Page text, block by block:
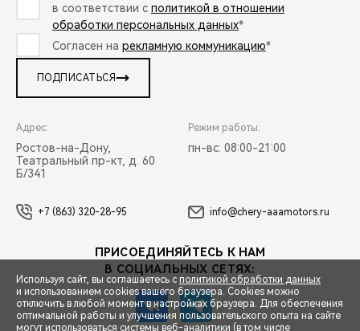
в соответствии с политикой в отношении
обработки персональных данных*
Согласен на рекламную коммуникацию*
ПОДПИСАТЬСЯ
Адрес:
Ростов-на-Дону,
Театральный пр-кт, д. 60
Б/341
Режим работы:
пн-вс: 08:00-21:00
+7 (863) 320-28-95 info@chery-aaamotors.ru
ПРИСОЕДИНЯЙТЕСЬ К НАМ
В СОЦИАЛЬНЫХ СЕТЯХ:
Используя сайт, вы соглашаетесь с политикой обработки данных
и использованием cookies вашего браузера. Cookies можно
отключить в любой момент в настройках браузера. Для обеспечения
оптимальной работы и улучшения пользовательского опыта на сайте
могут использоваться системы веб-аналитики (в том числе